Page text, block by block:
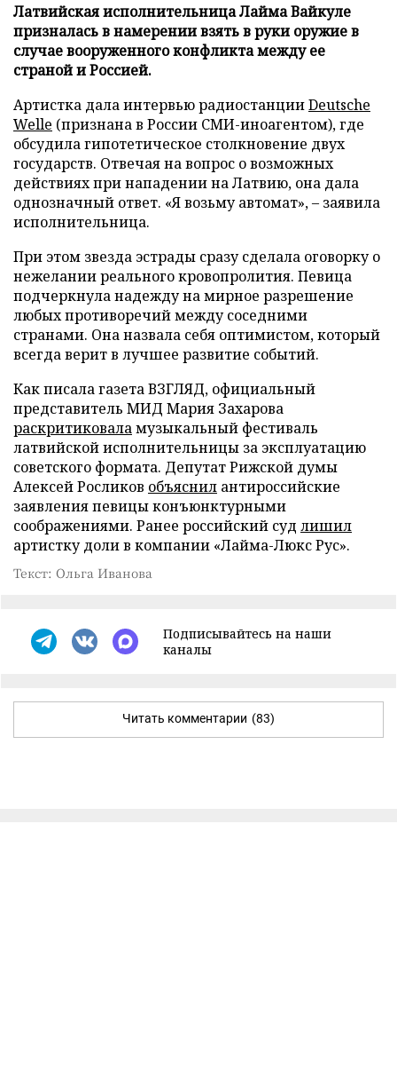
Латвийская исполнительница Лайма Вайкуле
призналась в намерении взять в руки оружие в
случае вооруженного конфликта между ее
страной и Россией.
Артистка дала интервью радиостанцииDeutsche
Welle (признана в России СМИ-иноагентом), где
обсудила гипотетическое столкновение двух
государств. Отвечая на вопрос о возможных
действиях при нападении на Латвию, она дала
однозначный ответ. «Я возьму автомат», – заявила
исполнительница.
При этом звезда эстрады сразу сделала оговорку о
нежелании реального кровопролития. Певица
подчеркнула надежду на мирное разрешение
любых противоречий между соседними
странами. Она назвала себя оптимистом, который
всегда верит в лучшее развитие событий.
Как писала газета ВЗГЛЯД, официальный
представитель МИД Мария Захарова
раскритиковаламузыкальный фестиваль
латвийской исполнительницы за эксплуатацию
советского формата. Депутат Рижской думы
Алексей Росликов объяснил антироссийские
заявления певицы конъюнктурными
соображениями. Ранее российский суд лишил
артистку доли в компании «Лайма-Люкс Рус».
Текст: Ольга Иванова
Подписывайтесь на наши
каналы
Читать комментарии (83)